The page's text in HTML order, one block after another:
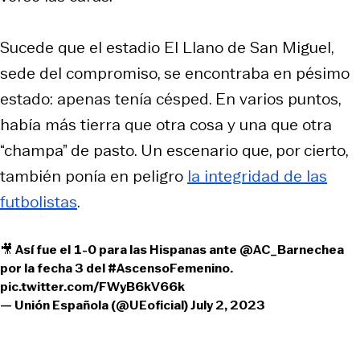
Sucede que el estadio El Llano de San Miguel,
sede del compromiso, se encontraba en pésimo
estado: apenas tenía césped. En varios puntos,
había más tierra que otra cosa y una que otra
“champa” de pasto. Un escenario que, por cierto,
también ponía en peligro la integridad de las
futbolistas.
🎥 Así fue el 1-0 para las Hispanas ante @AC_Barnechea
por la fecha 3 del#AscensoFemenino.
pic.twitter.com/FWyB6kV66k
— Unión Española (@UEoficial)July 2, 2023